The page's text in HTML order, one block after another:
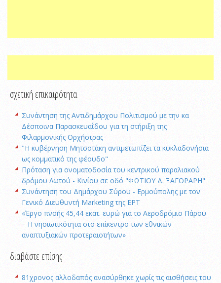
σχετική επικαιρότητα
Συνάντηση της Αντιδημάρχου Πολιτισμού με την κα
Δέσποινα Παρασκευαΐδου για τη στήριξη της
Φιλαρμονικής Ορχήστρας
"Η κυβέρνηση Μητσοτάκη αντιμετωπίζει τα κυκλαδονήσια
ως κομματικό της φέουδο"
Πρόταση για ονοματοδοσία του κεντρικού παραλιακού
δρόμου Λωτού - Κινίου σε οδό "ΦΩΤΙΟΥ Δ. ΞΑΓΟΡΑΡΗ"
Συνάντηση του Δημάρχου Σύρου - Ερμούπολης με τον
Γενικό Διευθυντή Marketing της ΕΡΤ
«Έργο πνοής 45,44 εκατ. ευρώ για το Αεροδρόμιο Πάρου
– Η νησιωτικότητα στο επίκεντρο των εθνικών
αναπτυξιακών προτεραιοτήτων»
διαβάστε επίσης
81χρονος αλλοδαπός ανασύρθηκε χωρίς τις αισθήσεις του